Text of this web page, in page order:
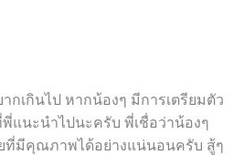
กเกินไป หากน้องๆ มีการเตรียมตัว
นะนำไปนะครับ พี่เชื่อว่าน้องๆ
ที่มีคุณภาพได้อย่างแน่นอนครับ สู้ๆ